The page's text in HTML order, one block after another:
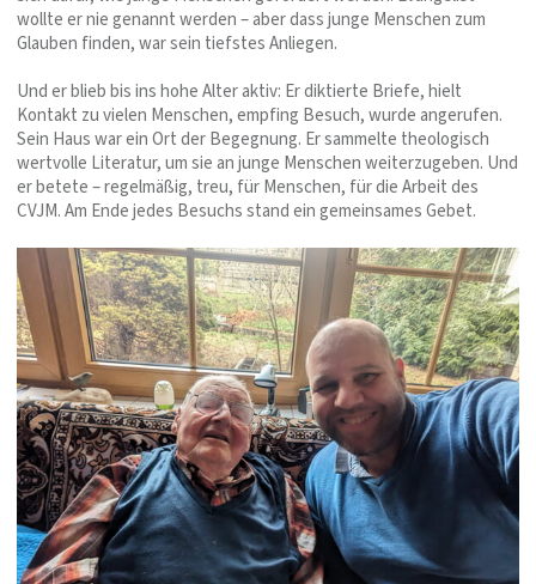
wollte er nie genannt werden – aber dass junge Menschen zum
Glauben finden, war sein tiefstes Anliegen.
Und er blieb bis ins hohe Alter aktiv: Er diktierte Briefe, hielt
Kontakt zu vielen Menschen, empfing Besuch, wurde angerufen.
Sein Haus war ein Ort der Begegnung. Er sammelte theologisch
wertvolle Literatur, um sie an junge Menschen weiterzugeben. Und
er betete – regelmäßig, treu, für Menschen, für die Arbeit des
CVJM. Am Ende jedes Besuchs stand ein gemeinsames Gebet.